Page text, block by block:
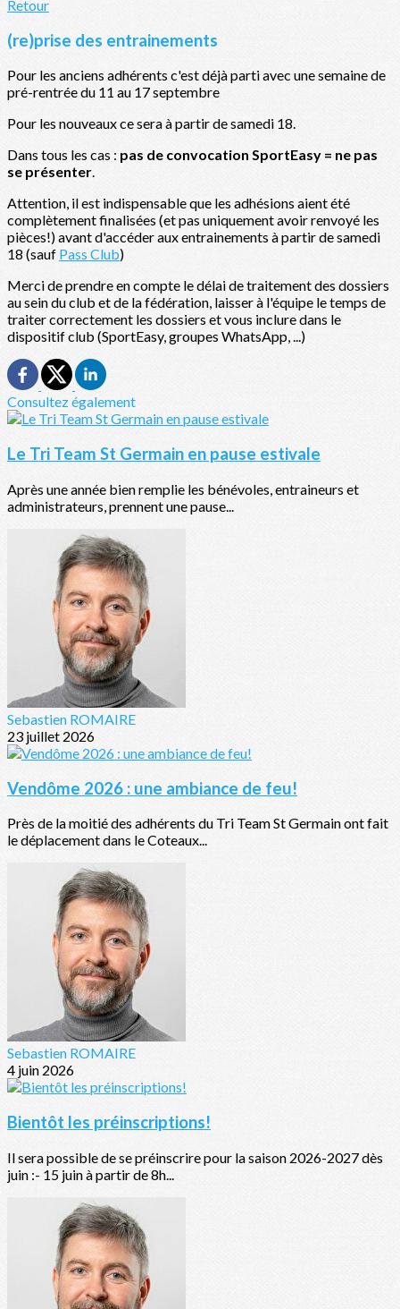
Retour
(re)prise des entrainements
Pour les anciens adhérents c'est déjà parti avec une semaine de
pré-rentrée du 11 au 17 septembre
Pour les nouveaux ce sera à partir de samedi 18.
Dans tous les cas : pas de convocation SportEasy = ne pas
se présenter.
Attention, il est indispensable que les adhésions aient été
complètement finalisées (et pas uniquement avoir renvoyé les
pièces!) avant d'accéder aux entrainements à partir de samedi
18 (sauf Pass Club)
Merci de prendre en compte le délai de traitement des dossiers
au sein du club et de la fédération, laisser à l'équipe le temps de
traiter correctement les dossiers et vous inclure dans le
dispositif club (SportEasy, groupes WhatsApp, ...)
Consultez également
Le Tri Team St Germain en pause estivale
Après une année bien remplie les bénévoles, entraineurs et
administrateurs, prennent une pause...
Sebastien ROMAIRE
23 juillet 2026
Vendôme 2026 : une ambiance de feu!
Près de la moitié des adhérents du Tri Team St Germain ont fait
le déplacement dans le Coteaux...
Sebastien ROMAIRE
4 juin 2026
Bientôt les préinscriptions!
Il sera possible de se préinscrire pour la saison 2026-2027 dès
juin :- 15 juin à partir de 8h...